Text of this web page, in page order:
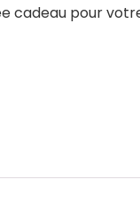
cadeau pour